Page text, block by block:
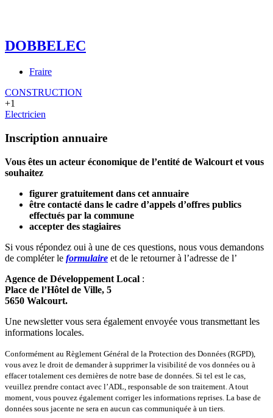
DOBBELEC
Fraire
CONSTRUCTION
+1
Electricien
Inscription annuaire
Vous êtes un acteur économique de l’entité de Walcourt et vous
souhaitez
figurer gratuitement dans cet annuaire
être contacté dans le cadre d’appels d’offres publics
effectués par la commune
accepter des stagiaires
Si vous répondez oui à une de ces questions, nous vous demandons
de compléter le formulaire et de le retourner à l’adresse de l’
Agence de Développement Local :
Place de l’Hôtel de Ville, 5
5650 Walcourt.
Une newsletter vous sera également envoyée vous transmettant les
informations locales.
Conformément au Règlement Général de la Protection des Données (RGPD),
vous avez le droit de demander à supprimer la visibilité de vos données ou à
effacer totalement ces dernières de notre base de données. Si tel est le cas,
veuillez prendre contact avec l’ADL, responsable de son traitement. A tout
moment, vous pouvez également corriger les informations reprises. La base de
données sous jacente ne sera en aucun cas communiquée à un tiers.